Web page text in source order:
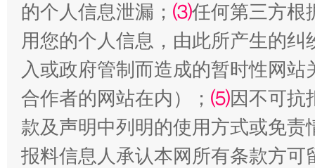
揭批美国五大"原罪" "
的个人信息泄漏； ⑶任何第三方根
用您的个人信息，由此所产生的纠
入或政府管制而造成的暂时性网
合作者的网站在内）； ⑸因不可抗
款及声明中列明的使用方式或免责
报料信息人承认本网所有条款方